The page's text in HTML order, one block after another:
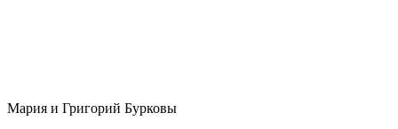
Мария и Григорий Бурковы